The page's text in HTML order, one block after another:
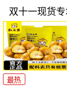
双十一现货
最热